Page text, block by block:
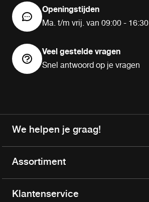
Openingstijden
Ma. t/m vrij. van 09:00 - 16:30
Veel gestelde vragen
Snel antwoord op je vragen
We helpen je graag!
Assortiment
Klantenservice